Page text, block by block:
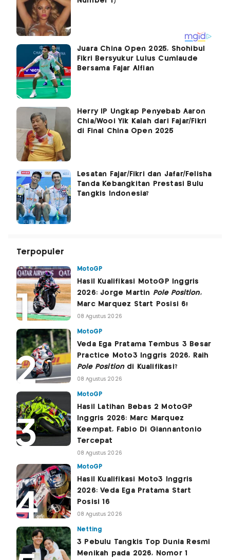
Juara China Open 2025, Shohibul
Fikri Bersyukur Lulus Cumlaude
Bersama Fajar Alfian
Herry IP Ungkap Penyebab Aaron
Chia/Wooi Yik Kalah dari Fajar/Fikri
di Final China Open 2025
Lesatan Fajar/Fikri dan Jafar/Felisha
Tanda Kebangkitan Prestasi Bulu
Tangkis Indonesia?
Terpopuler
MotoGP
Hasil Kualifikasi MotoGP Inggris
2026: Jorge Martin Pole Position,
Marc Marquez Start Posisi 6!
08 Agustus 2026
MotoGP
Veda Ega Pratama Tembus 3 Besar
Practice Moto3 Inggris 2026, Raih
Pole Positiondi Kualifikasi?
08 Agustus 2026
MotoGP
Hasil Latihan Bebas 2 MotoGP
Inggris 2026: Marc Marquez
Keempat, Fabio Di Giannantonio
Tercepat
08 Agustus 2026
MotoGP
Hasil Kualifikasi Moto3 Inggris
2026: Veda Ega Pratama Start
Posisi 16
08 Agustus 2026
Netting
3 Pebulu Tangkis Top Dunia Resmi
Menikah pada 2026, Nomor 1